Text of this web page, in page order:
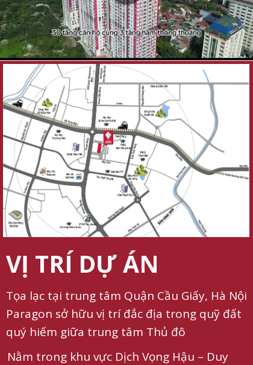
VỊ TRÍ DỰ ÁN
Tọa lạc tại trung tâm Quận Cầu Giấy, Hà Nội
Paragon sở hữu vị trí đắc địa trong quỹ đất
quý hiếm giữa trung tâm Thủ đô
Nằm trong khu vực Dịch Vọng Hậu – Duy